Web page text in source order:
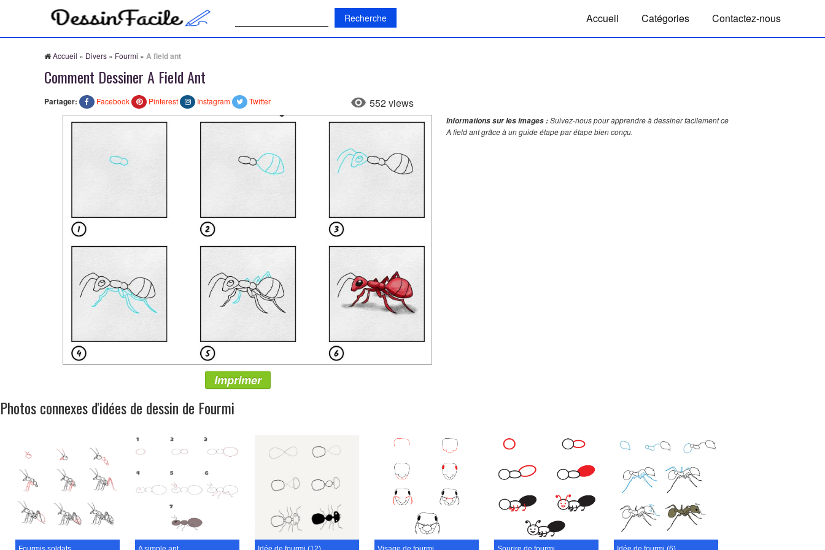
Accueil Catégories Contactez-nous
Accueil » Divers » Fourmi » A field ant
Comment Dessiner A Field Ant
Partager: Facebook Pinterest Instagram Twitter 552 views
Informations sur les images :Suivez-nous pour apprendre à dessiner facilement ce
A field ant grâce à un guide étape par étape bien conçu.
Imprimer
Photos connexes d'idées de dessin de Fourmi